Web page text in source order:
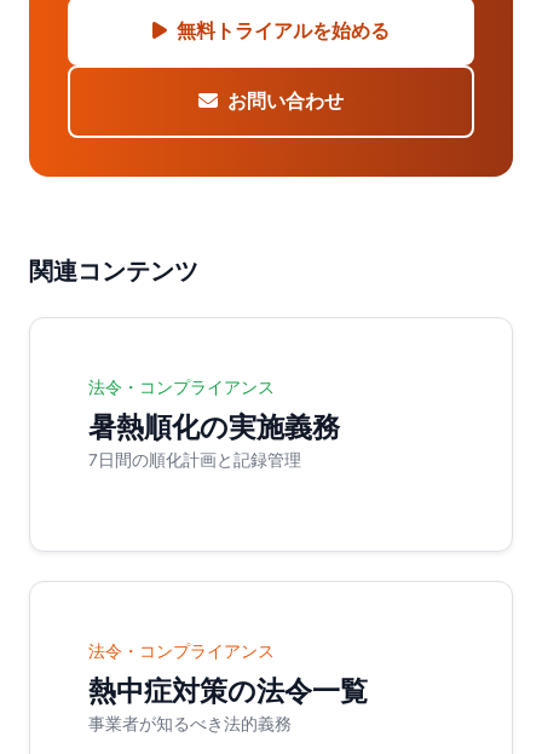
無料トライアルを始める
お問い合わせ
関連コンテンツ
法令・コンプライアンス
暑熱順化の実施義務
7日間の順化計画と記録管理
法令・コンプライアンス
熱中症対策の法令一覧
事業者が知るべき法的義務